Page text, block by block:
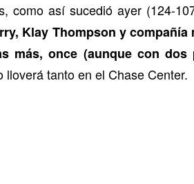
como así sucedió ayer (124-
Klay Thompson y
más, once (aunque con dos
lloverá tanto en el Chase Center.